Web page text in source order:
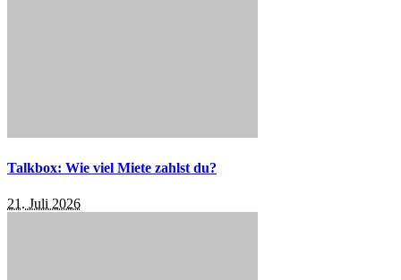
Talkbox: Wie viel Miete zahlst du?
21. Juli 2026